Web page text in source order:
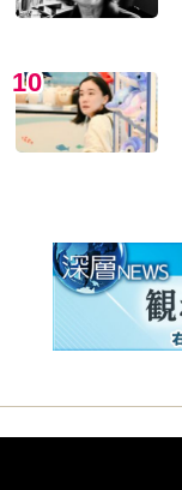
10